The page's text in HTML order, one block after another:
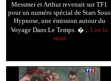
Messmer et Arthur revenait sur TF1
pour un numéro spécial de Stars Sous
Hypnose, une émission autour du
Voyage Dans Le Temps. �...Lire la
suite